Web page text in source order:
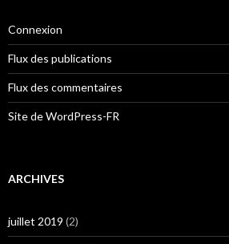
Connexion
Flux des publications
Flux des commentaires
Site de WordPress-FR
ARCHIVES
juillet 2019 (2)